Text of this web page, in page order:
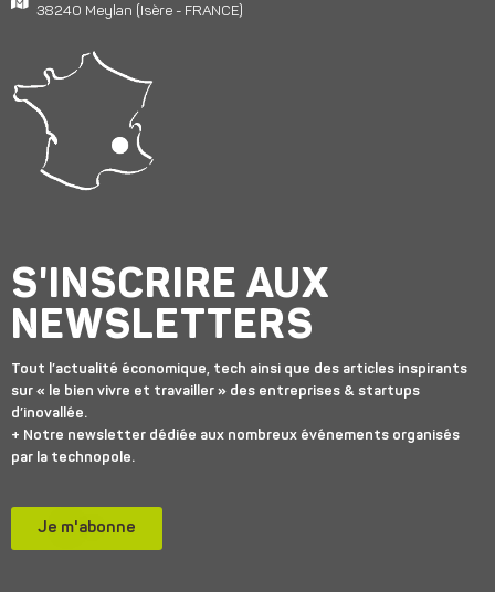
38240 Meylan (Isère - FRANCE)
S'INSCRIRE AUX
NEWSLETTERS
Tout l’actualité économique, tech ainsi que des articles inspirants
sur « le bien vivre et travailler » des entreprises & startups
d’inovallée.
+ Notre newsletter dédiée aux nombreux événements organisés
par la technopole.
Je m'abonne